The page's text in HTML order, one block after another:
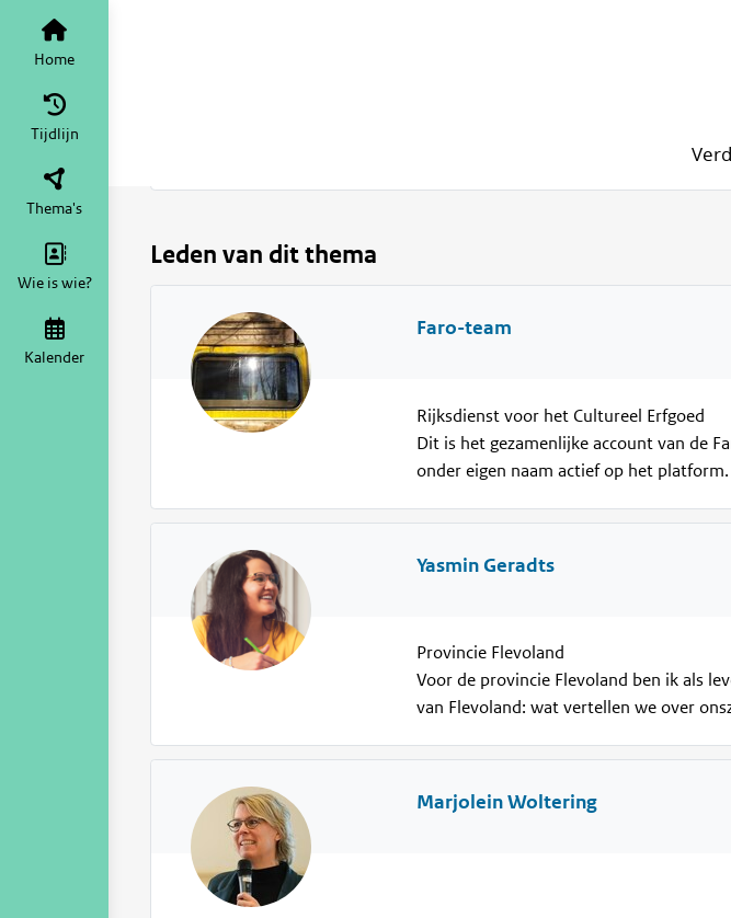
Home
Tijdlijn
Thema's
Wie is wie?
Kalender
Leden van dit thema
Faro-team
Rijksdienst voor het Cultureel Erfgoed
Dit is het gezamenlijke account van de
onder eigen naam actief op het platform.
Yasmin Geradts
Provincie Flevoland
Voor de provincie Flevoland ben ik als
van Flevoland: wat vertellen we over
Marjolein Woltering